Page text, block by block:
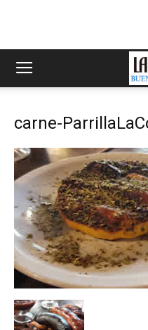
carne-